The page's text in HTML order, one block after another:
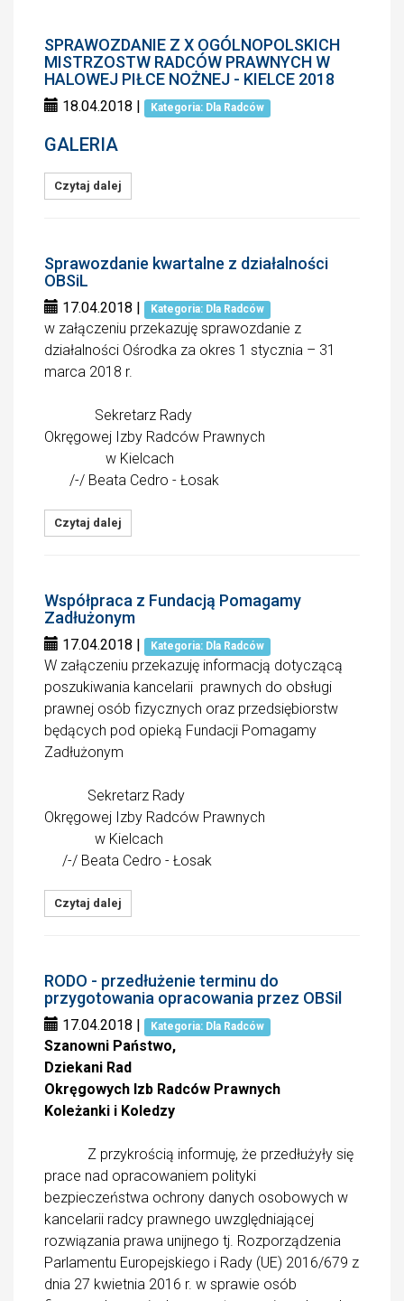
SPRAWOZDANIE Z X OGÓLNOPOLSKICH
MISTRZOSTW RADCÓW PRAWNYCH W
HALOWEJ PIŁCE NOŻNEJ - KIELCE 2018
18.04.2018 | Kategoria: Dla Radców
GALERIA
Czytaj dalej
Sprawozdanie kwartalne z działalności
OBSiL
17.04.2018 | Kategoria: Dla Radców
w załączeniu przekazuję sprawozdanie z
działalności Ośrodka za okres 1 stycznia – 31
marca 2018 r.
Sekretarz Rady
Okręgowej Izby Radców Prawnych
w Kielcach
/-/ Beata Cedro - Łosak
Czytaj dalej
Współpraca z Fundacją Pomagamy
Zadłużonym
17.04.2018 | Kategoria: Dla Radców
W załączeniu przekazuję informacją dotyczącą
poszukiwania kancelarii prawnych do obsługi
prawnej osób fizycznych oraz przedsiębiorstw
będących pod opieką Fundacji Pomagamy
Zadłużonym
Sekretarz Rady
Okręgowej Izby Radców Prawnych
w Kielcach
/-/ Beata Cedro - Łosak
Czytaj dalej
RODO - przedłużenie terminu do
przygotowania opracowania przez OBSil
17.04.2018 | Kategoria: Dla Radców
Szanowni Państwo,
Dziekani Rad
Okręgowych Izb Radców Prawnych
Koleżanki i Koledzy
Z przykrością informuję, że przedłużyły się
prace nad opracowaniem polityki
bezpieczeństwa ochrony danych osobowych w
kancelarii radcy prawnego uwzględniającej
rozwiązania prawa unijnego tj. Rozporządzenia
Parlamentu Europejskiego i Rady (UE) 2016/679 z
dnia 27 kwietnia 2016 r. w sprawie osób